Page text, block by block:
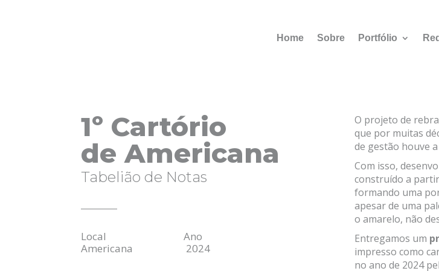
Home Sobre Portfólio
1º Cartório
de Americana
Tabelião de Notas
Local Ano
Americana 2024
O projeto de
que por muitas
de gestão houve
Com isso,
construído a
formando uma
apesar de uma
o amarelo, não
Entregamos um
impresso como
no ano de 2024